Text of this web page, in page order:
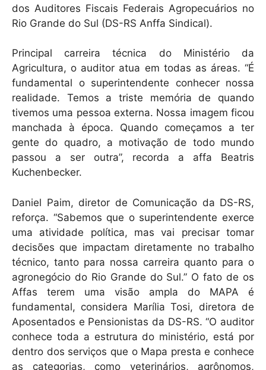
dos Auditores Fiscais Federais Agropecuários no
Rio Grande do Sul (DS-RS Anffa Sindical).
Principal carreira técnica do Ministério da
Agricultura, o auditor atua em todas as áreas. “É
fundamental o superintendente conhecer nossa
realidade. Temos a triste memória de quando
tivemos uma pessoa externa. Nossa imagem ficou
manchada à época. Quando começamos a ter
gente do quadro, a motivação de todo mundo
passou a ser outra”, recorda a affa Beatris
Kuchenbecker.
Daniel Paim, diretor de Comunicação da DS-RS,
reforça. “Sabemos que o superintendente exerce
uma atividade política, mas vai precisar tomar
decisões que impactam diretamente no trabalho
técnico, tanto para nossa carreira quanto para o
agronegócio do Rio Grande do Sul.” O fato de os
Affas terem uma visão ampla do MAPA é
fundamental, considera Marília Tosi, diretora de
Aposentados e Pensionistas da DS-RS. “O auditor
conhece toda a estrutura do ministério, está por
dentro dos serviços que o Mapa presta e conhece
as categorias, como veterinários, agrônomos,